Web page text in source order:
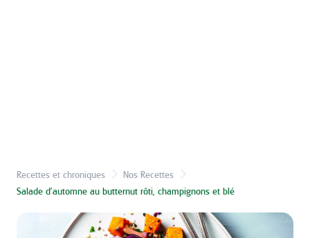
Recettes et chroniques
Nos Recettes
Salade d’automne au butternut rôti, champignons et blé